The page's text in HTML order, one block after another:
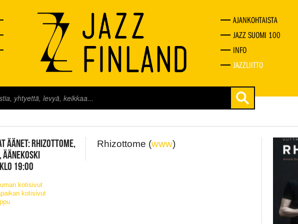
AJANKOHTAISTA
JAZZ SUOMI 100
INFO
JAZZLIITTO
FINLAND LIVE
ÄÄNET: RHIZOTTOME,
ÄÄNEKOSKI
19:00
kotisivut
kotisivut
Rhizottome (www)